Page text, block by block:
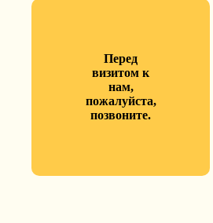
Перед
визитом к
нам,
пожалуйста,
позвоните.